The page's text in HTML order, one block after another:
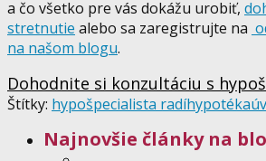
a čo všetko pre vás dokážu urobiť,
stretnutie alebo sa zaregistrujte na
na našom blogu.
Dohodnite si konzultáciu s
Štítky: hypošpecialista radíhypotéka
Najnovšie články na